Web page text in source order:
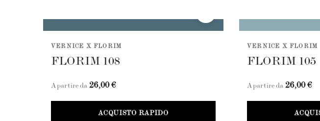
VERNICE X FLORIM
FLORIM 108
A partire da 26,00 €
ACQUISTO RAPIDO
VERNICE X FLORIM
FLORIM 105
A partire da 26,00 €